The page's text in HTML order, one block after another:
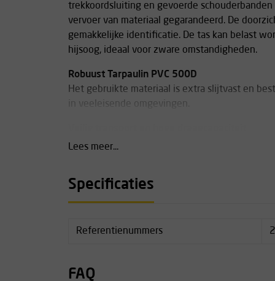
trekkoordsluiting en gevoerde
vervoer van materiaal gegarandeerd. De
gemakkelijke identificatie. De tas kan belast
hijsoog, ideaal voor zware omstandigheden.
Robuust Tarpaulin PVC 500D
Het gebruikte materiaal is extra slijtvast en
in veeleisende omgevingen.
De Cargo 40 is voorzien van gevoerde
Gewicht: 950 gram
Metalen haakgesp met interne
Lees meer...
Specificaties
Referentienummers
FAQ